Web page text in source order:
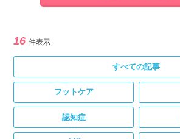
16 件表示
すべての記事
フットケア
認知症